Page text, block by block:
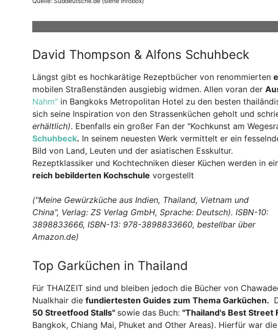
David Thompson & Alfons Schuhbeck
Längst gibt es hochkarätige Rezeptbücher von renommierten
mobilen Straßenständen ausgiebig widmen. Allen voran der
Nahm" in Bangkoks Metropolitan Hotel zu den besten
sich seine Inspiration von den Strassenküchen geholt und
erhältlich). Ebenfalls ein großer Fan der "Kochkunst am
Schuhbeck. In seinem neuesten Werk vermittelt er ein
Bild von Land, Leuten und der asiatischen Esskultur.
Rezeptklassiker und Kochtechniken dieser Küchen werden in
reich bebilderten Kochschule vorgestellt
("Meine Gewürzküche aus Indien, Thailand, Vietnam und
China", Verlag: ZS Verlag GmbH, Sprache: Deutsch). ISBN-10:
3898833666, ISBN-13: 978-3898833660, bestellbar über
Amazon.de)
Top Garküchen in Thailand
Für THAIZEIT sind und bleiben jedoch die Bücher von
Nualkhair die fundiertesten Guides zum Thema Garküchen.
50 Streetfood Stalls" sowie das Buch: "Thailand's Best Street
Bangkok, Chiang Mai, Phuket and Other Areas). Hierfür war